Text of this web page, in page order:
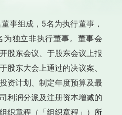
事组成，5名为执行董事，
为独立非执行董事。董事会
股东会议、于股东会议上报
股东大会上通过的决议案、
资计划、制定年度预算及最
利润分派及注册资本增减的
织章程（「组织章程」）所